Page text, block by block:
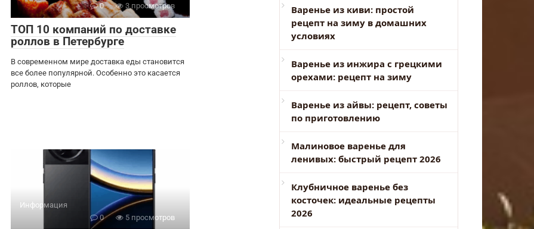
0
3 просмотров
ТОП 10 компаний по доставке
роллов в Петербурге
В современном мире доставка еды становится
все более популярной. Особенно это касается
роллов, которые
Информация
0
5 просмотров
Варенье из киви: простой
рецепт на зиму в домашних
условиях
Варенье из инжира с грецкими
орехами: рецепт на зиму
Варенье из айвы: рецепт, советы
по приготовлению
Малиновое варенье для
ленивых: быстрый рецепт 2026
Клубничное варенье без
косточек: идеальные рецепты
2026